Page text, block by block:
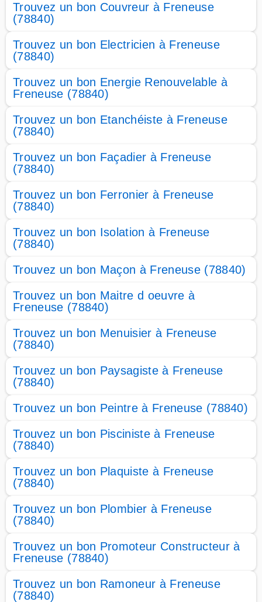
Trouvez un bon Couvreur à Freneuse
(78840)
Trouvez un bon Electricien à Freneuse
(78840)
Trouvez un bon Energie Renouvelable à
Freneuse (78840)
Trouvez un bon Etanchéiste à Freneuse
(78840)
Trouvez un bon Façadier à Freneuse
(78840)
Trouvez un bon Ferronier à Freneuse
(78840)
Trouvez un bon Isolation à Freneuse
(78840)
Trouvez un bon Maçon à Freneuse (78840)
Trouvez un bon Maitre d oeuvre à
Freneuse (78840)
Trouvez un bon Menuisier à Freneuse
(78840)
Trouvez un bon Paysagiste à Freneuse
(78840)
Trouvez un bon Peintre à Freneuse (78840)
Trouvez un bon Pisciniste à Freneuse
(78840)
Trouvez un bon Plaquiste à Freneuse
(78840)
Trouvez un bon Plombier à Freneuse
(78840)
Trouvez un bon Promoteur Constructeur à
Freneuse (78840)
Trouvez un bon Ramoneur à Freneuse
(78840)